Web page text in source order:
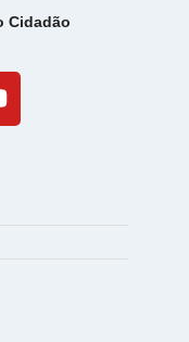
Cidadão